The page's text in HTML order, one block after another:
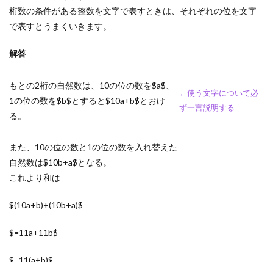
桁数の条件がある整数を文字で表すときは、それぞれの位を文字
で表すとうまくいきます。
解答
もとの2桁の自然数は、10の位の数を$a$、
1の位の数を$b$とすると$10a+b$とおけ
る。
←使う文字について必
ず一言説明する
また、10の位の数と1の位の数を入れ替えた
自然数は$10b+a$となる。
これより和は
$(10a+b)+(10b+a)$
$=11a+11b$
$=11(a+b)$